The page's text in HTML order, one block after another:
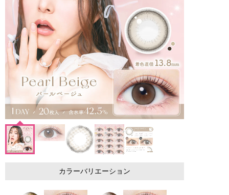
カラーバリエーション